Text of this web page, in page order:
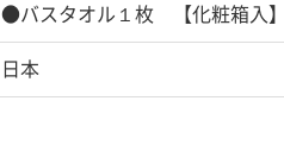
●バスタオル１枚 【化粧箱入
日本